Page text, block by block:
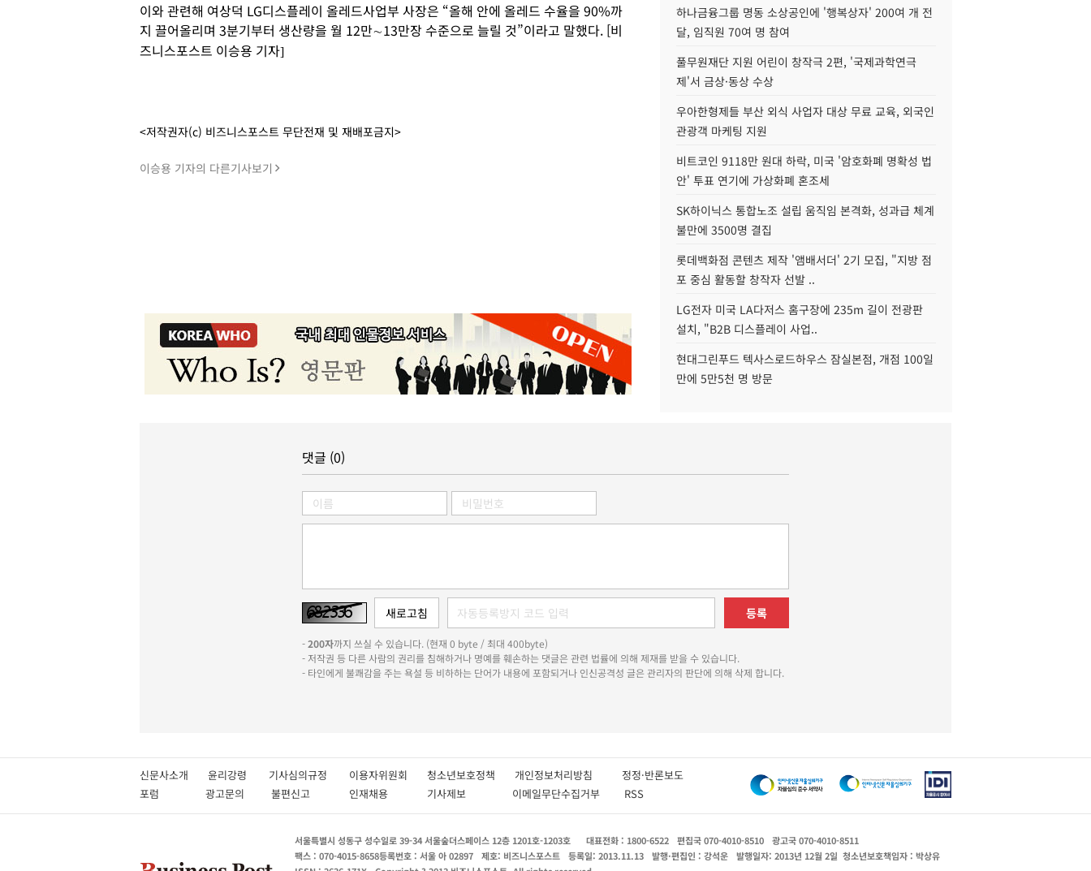
이와 관련해 여상덕 LG디스플레이 올레드사업부 사장은 “올해 안에 올레드 수율을 90%까
지 끌어올리며 3분기부터 생산량을 월 12만∼13만장 수준으로 늘릴 것”이라고 말했다. [비
즈니스포스트 이승용 기자]
<저작권자(c) 비즈니스포스트 무단전재 및 재배포금지>
이승용 기자의 다른기사보기
하나금융그룹 명동 소상공인에 '행복상자' 200여 개 전
달, 임직원 70여 명 참여
풀무원재단 지원 어린이 창작극 2편, '국제과학연극
제'서 금상·동상 수상
우아한형제들 부산 외식 사업자 대상 무료 교육, 외국인
관광객 마케팅 지원
비트코인 9118만 원대 하락, 미국 '암호화폐 명확성 법
안' 투표 연기에 가상화폐 혼조세
SK하이닉스 통합노조 설립 움직임 본격화, 성과급 체계
불만에 3500명 결집
롯데백화점 콘텐츠 제작 '앰배서더' 2기 모집, "지방 점
포 중심 활동할 창작자 선발 ..
LG전자 미국 LA다저스 홈구장에 235m 길이 전광판
설치, "B2B 디스플레이 사업..
현대그린푸드 텍사스로드하우스 잠실본점, 개점 100일
만에 5만5천 명 방문
댓글 (0)
등록
-200자까지 쓰실 수 있습니다. (현재 0 byte / 최대 400byte)
- 저작권 등 다른 사람의 권리를 침해하거나 명예를 훼손하는 댓글은 관련 법률에 의해 제재를 받을 수 있습니다.
- 타인에게 불쾌감을 주는 욕설 등 비하하는 단어가 내용에 포함되거나 인신공격성 글은 관리자의 판단에 의해 삭제 합니다.
신문사소개 윤리강령 기사심의규정 이용자위원회 청소년보호정책 개인정보처리방침 정정·반론보도
포럼
광고문의 불편신고 인재채용 기사제보 이메일무단수집거부 RSS
서울특별시 성동구 성수일로 39-34 서울숲더스페이스 12층 1201호-1203호 대표전화 : 1800-6522 편집국 070-4010-8510
광고국 070-4010-8511
팩스 : 070-4015-8658등록번호 : 서울 아 02897 제호: 비즈니스포스트 등록일: 2013.11.13 발행·편집인 : 강석운 발행일자: 2013년 12월 2일 청소년보호책임자 : 박상유